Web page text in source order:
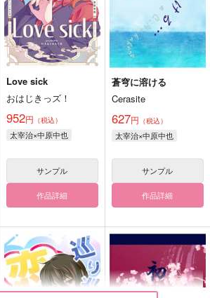
Love sick
おはじきっズ！
952円 （税込）
太宰治×中原中也
サンプル
作品詳細
蒼穹に溶ける
Cerasite
627円 （税込）
太宰治×中原中也
サンプル
作品詳細